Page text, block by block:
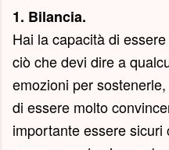
1. Bilancia.
Hai la capacità di
ciò che devi dire a
emozioni per
di essere molto
importante essere sicuri